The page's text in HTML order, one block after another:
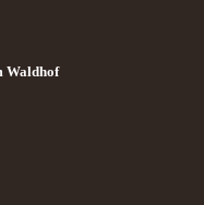
Waldhof